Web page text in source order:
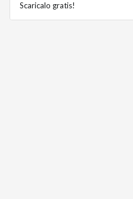
Scaricalo gratis!